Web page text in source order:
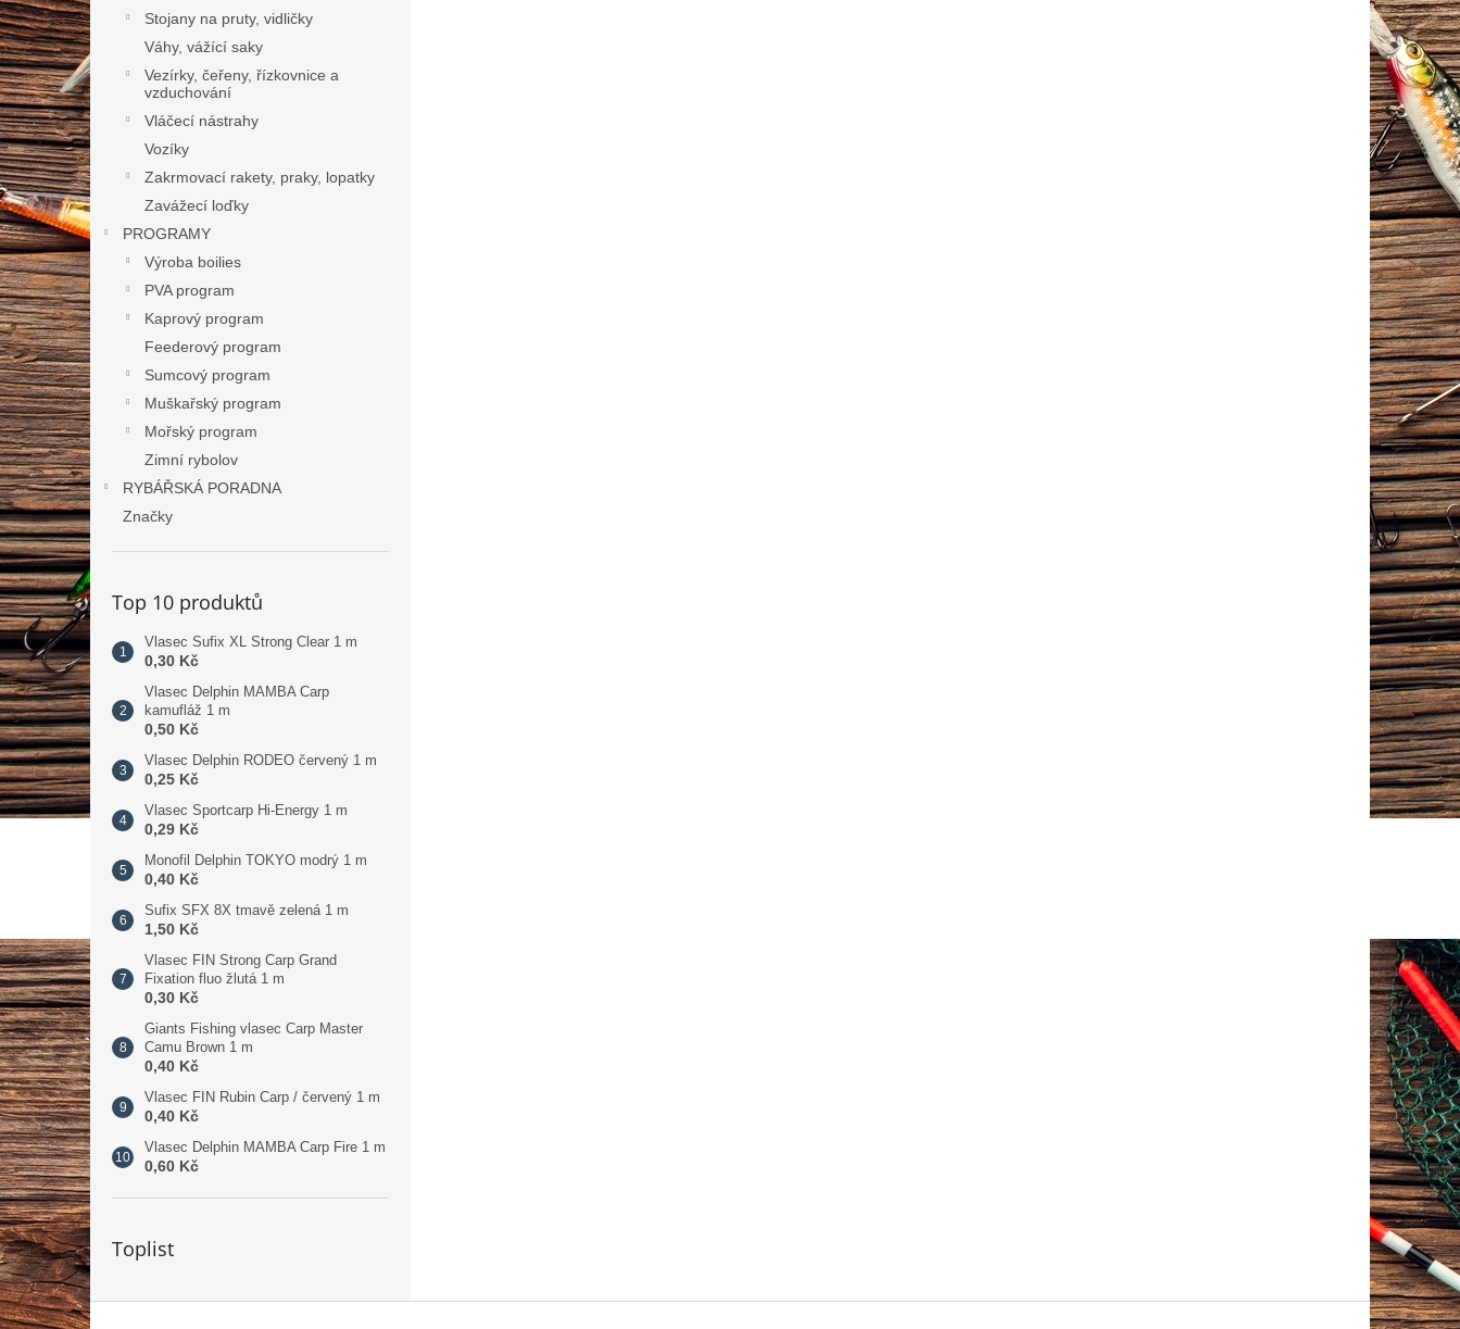
Stojany na pruty, vidličky
Váhy, vážící saky
Vezírky, čeřeny, řízkovnice a
vzduchování
Vláčecí nástrahy
Vozíky
Zakrmovací rakety, praky, lopatky
Zavážecí loďky
PROGRAMY
Výroba boilies
PVA program
Kaprový program
Feederový program
Sumcový program
Muškařský program
Mořský program
Zimní rybolov
RYBÁŘSKÁ PORADNA
Značky
Top 10 produktů
Vlasec Sufix XL Strong Clear 1 m
0,30 Kč
Vlasec Delphin MAMBA Carp
kamufláž 1 m
0,50 Kč
Vlasec Delphin RODEO červený 1 m
0,25 Kč
Vlasec Sportcarp Hi-Energy 1 m
0,29 Kč
Monofil Delphin TOKYO modrý 1 m
0,40 Kč
Sufix SFX 8X tmavě zelená 1 m
1,50 Kč
Vlasec FIN Strong Carp Grand
Fixation fluo žlutá 1 m
0,30 Kč
Giants Fishing vlasec Carp Master
Camu Brown 1 m
0,40 Kč
Vlasec FIN Rubin Carp / červený 1 m
0,40 Kč
Vlasec Delphin MAMBA Carp Fire 1 m
0,60 Kč
Toplist
Z